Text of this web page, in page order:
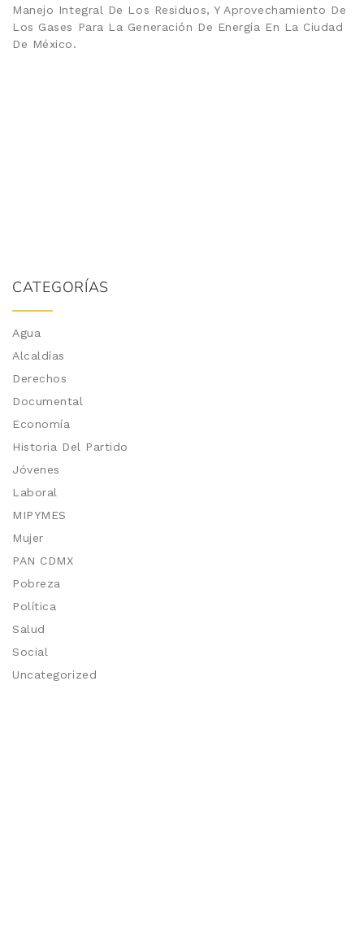
Manejo Integral De Los Residuos, Y Aprovechamiento De
Los Gases Para La Generación De Energía En La Ciudad
De México.
CATEGORÍAS
Agua
Alcaldías
Derechos
Documental
Economía
Historia Del Partido
Jóvenes
Laboral
MIPYMES
Mujer
PAN CDMX
Pobreza
Política
Salud
Social
Uncategorized